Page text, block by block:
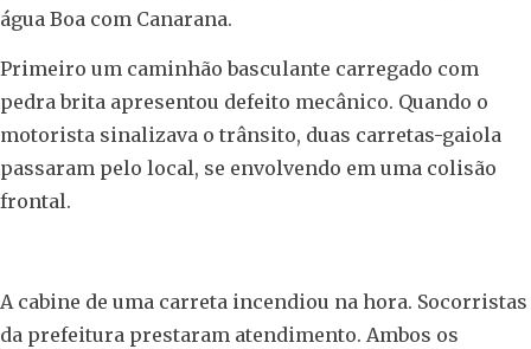
água Boa com Canarana.
Primeiro um caminhão basculante carregado com
pedra brita apresentou defeito mecânico. Quando o
motorista sinalizava o trânsito, duas carretas-gaiola
passaram pelo local, se envolvendo em uma colisão
frontal.
A cabine de uma carreta incendiou na hora. Socorristas
da prefeitura prestaram atendimento. Ambos os